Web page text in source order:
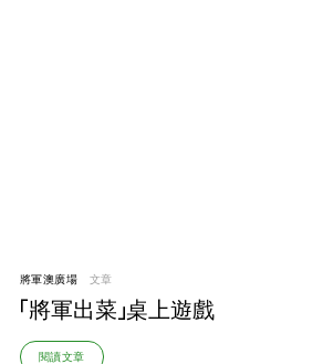
將軍澳廣場 文章
「將軍出菜」桌上遊戲
閱讀文章